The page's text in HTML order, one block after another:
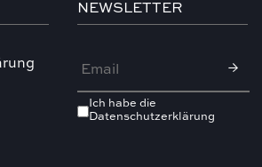
NEWSLETTER
Ich habe die
Datenschutzerklärung